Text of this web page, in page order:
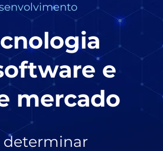
e
mercado
determinar